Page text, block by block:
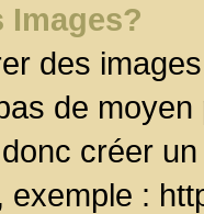
Images?
des
de
créer
: